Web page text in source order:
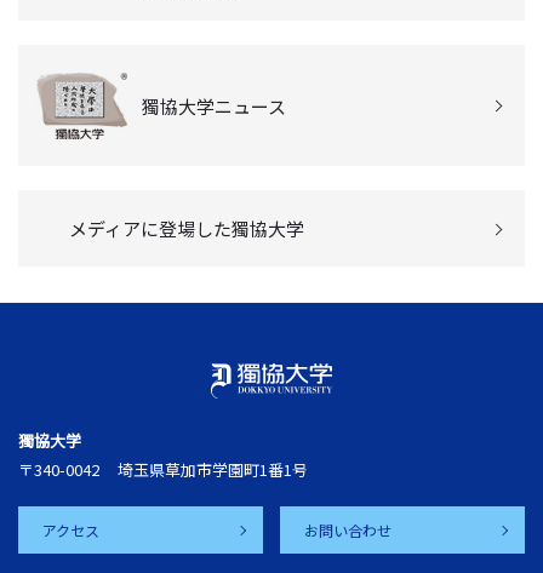
獨協大学ニュース
メディアに登場した獨協大学
獨協大学
〒340-0042
埼玉県草加市学園町1番1号
アクセス お問い合わせ